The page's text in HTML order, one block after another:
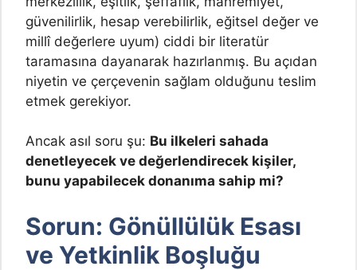
güvenilirlik, hesap verebilirlik, eğitsel değer ve
millî değerlere uyum) ciddi bir literatür
taramasına dayanarak hazırlanmış. Bu açıdan
niyetin ve çerçevenin sağlam olduğunu teslim
etmek gerekiyor.
Ancak asıl soru şu: Bu ilkeleri sahada
denetleyecek ve değerlendirecek kişiler,
bunu yapabilecek donanıma sahip mi?
Sorun: Gönüllülük Esası
ve Yetkinlik Boşluğu